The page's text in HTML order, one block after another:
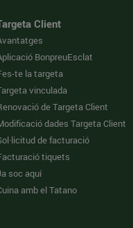
Client
BonpreuEsclat
te la targeta
vinculada
de Targeta Client
dades Targeta Client
de facturació
tiquets
soc aquí
amb el Tatano